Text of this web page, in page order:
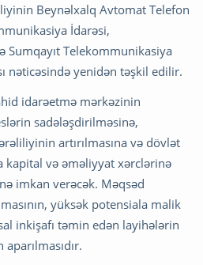
Beynəlxalq Avtomat Telefon
İdarəsi,
Sumqayıt Telekommunikasiya
nəticəsində yenidən təşkil edilir.
idarəetmə mərkəzinin
sadələşdirilməsinə,
artırılmasına və dövlət
kapital və əməliyyat xərclərinə
imkan verəcək. Məqsəd
yüksək potensiala malik
inkişafı təmin edən layihələrin